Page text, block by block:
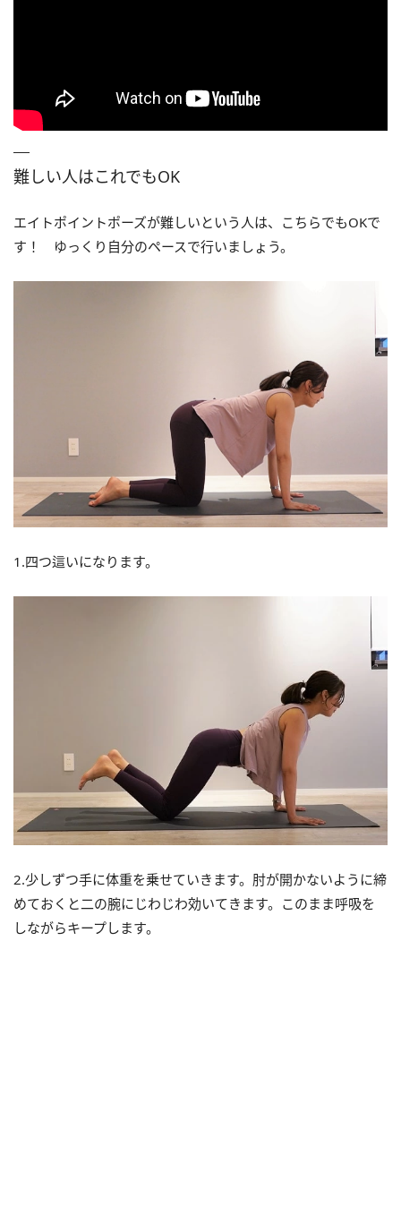
難しい人はこれでもOK
エイトポイントポーズが難しいという人は、こちらでもOKで
す！ ゆっくり自分のペースで行いましょう。
1.四つ這いになります。
2.少しずつ手に体重を乗せていきます。肘が開かないように締
めておくと二の腕にじわじわ効いてきます。このまま呼吸を
しながらキープします。